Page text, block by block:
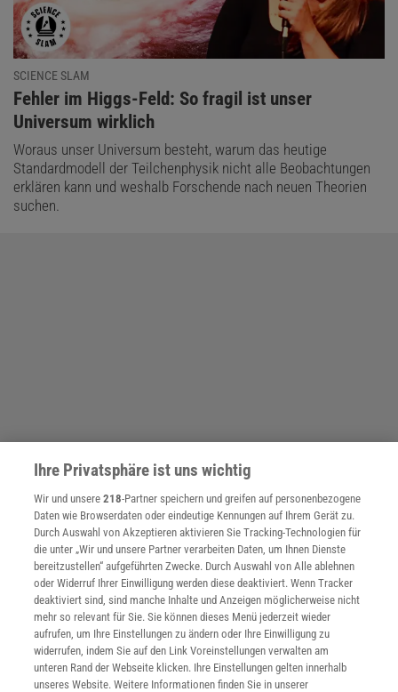
SCIENCE SLAM
:
Fehler im Higgs-Feld: So fragil ist unser
Universum wirklich
Woraus unser Universum besteht, warum das heutige
Standardmodell der Teilchenphysik nicht alle Beobachtungen
erklären kann und weshalb Forschende nach neuen Theorien
suchen.
Ihre Privatsphäre ist uns wichtig
Wir und unsere218-Partner speichern und greifen auf personenbezogene
Daten wie Browserdaten oder eindeutige Kennungen auf Ihrem Gerät zu.
Durch Auswahl von Akzeptieren aktivieren Sie Tracking-Technologien für
die unter „Wir und unsere Partner verarbeiten Daten, um Ihnen Dienste
bereitzustellen“ aufgeführten Zwecke. Durch Auswahl von Alle ablehnen
oder Widerruf Ihrer Einwilligung werden diese deaktiviert. Wenn Tracker
deaktiviert sind, sind manche Inhalte und Anzeigen möglicherweise nicht
mehr so relevant für Sie. Sie können dieses Menü jederzeit wieder
aufrufen, um Ihre Einstellungen zu ändern oder Ihre Einwilligung zu
widerrufen, indem Sie auf den Link Voreinstellungen verwalten am
unteren Rand der Webseite klicken. Ihre Einstellungen gelten innerhalb
unseres Website. Weitere Informationen finden Sie in unserer